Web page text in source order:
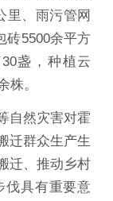
里、雨污管网
砖5500余平方
盏，种植云
株。
自然灾害对霍
迁群众生产生
迁、推动乡村
伐具有重要意